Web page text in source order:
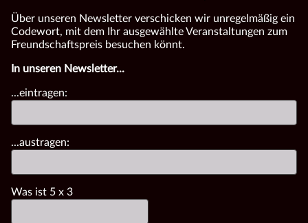
Über unseren Newsletter verschicken wir unregelmäßig ein
Codewort, mit dem Ihr ausgewählte Veranstaltungen zum
Freundschaftspreis besuchen könnt.
In unseren Newsletter...
...eintragen:
...austragen:
Was ist 5 x 3